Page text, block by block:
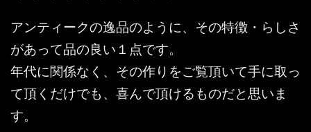
アンティークの逸品のように、その特徴・らしさ
があって品の良い１点です。
年代に関係なく、その作りをご覧頂いて手に取っ
て頂くだけでも、喜んで頂けるものだと思いま
す。